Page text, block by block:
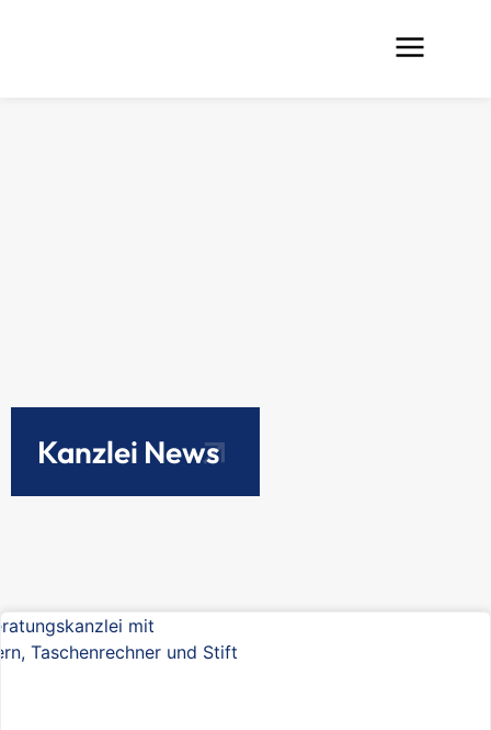
Kanzlei News